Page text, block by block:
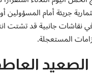
جريئة أمام المسؤولين
نقاشات جانبية قد تشتت
المستعجلة.
الصعيد